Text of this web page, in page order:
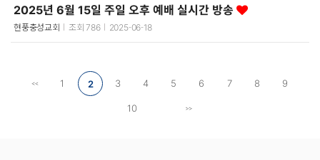
2025년 6월 15일 주일 오후 예배 실시간 방송
현풍충성교회 조회786 2025-06-18
1 2 3 4 5 6 7 8
9
10